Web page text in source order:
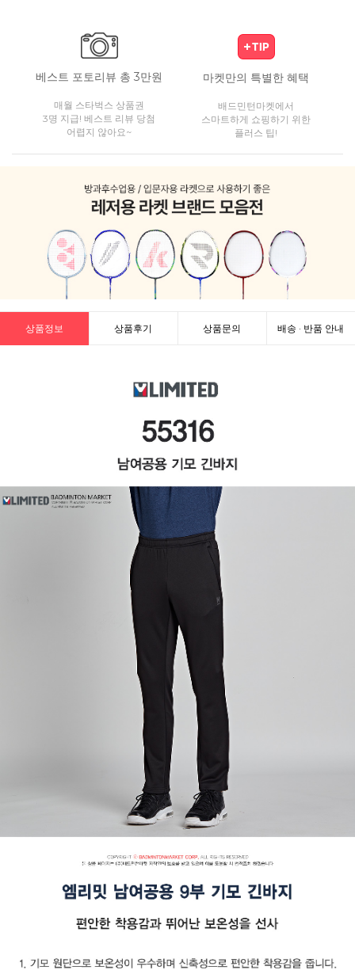
베스트 포토리뷰 총 3만원
매월 스타벅스 상품권
3명 지급! 베스트 리뷰 당첨
어렵지 않아요~
마켓만의 특별한 혜택
배드민턴마켓에서
스마트하게 쇼핑하기 위한
플러스 팁!
상품정보 상품후기 상품문의 배송 · 반품 안내